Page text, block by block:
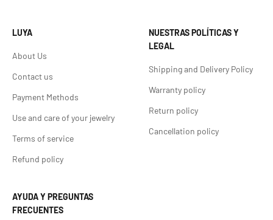
LUYA
About Us
Contact us
Payment Methods
Use and care of your jewelry
Terms of service
Refund policy
NUESTRAS POLÍTICAS Y
LEGAL
Shipping and Delivery Policy
Warranty policy
Return policy
Cancellation policy
AYUDA Y PREGUNTAS
FRECUENTES